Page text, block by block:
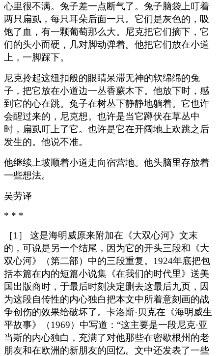
心里很不满。兔子差一点断气了。兔子脑袋上叮着
两只扁虱，每只耳朵后面一只。它们是灰色的，吸
饱了血，有一颗葡萄那么大。尼克把它们摘下，它
们的头小而硬，几对脚动弹着。他把它们放在小道
上，一脚踩下。
尼克拎起这纽扣般的眼睛呆滞无神的软绵绵的兔
子，把它放在小道边一丛香蕨木下。他放下时，感
到它的心在跳。兔子在树丛下静静地躺着。它也许
会醒过来的，尼克想。也许是当它蹲伏在草丛中
时，扁虱叮上了它。也许是它在开阔地上欢跳之后
发生的。他说不准。
他继续上坡顺着小道走向宿营地。他头脑里存放着
一些想法。
吴劳译
* * *
［1］ 这是海明威原来附加在《大双心河》文末
的，可说是另一个结尾，因为它的开头三段和《大
双心河》（第二部）中的三段重复。1924年底把包
括本篇在内的短篇小说集《在我们的时代里》送美
国出版商时，于最后时刻决定删去这最后九页，因
为这段自传性的内心独白把本文中所着意刻画的战
争创伤的效果给破坏了。卡洛斯·贝克在《海明威生
平故事》（1969）中写道：“这主要是一段尼克·亚
当斯的内心独白，充满了对他那些在密歇根州的老
朋友和在欧洲的新朋友的回忆。文中还发表了一些